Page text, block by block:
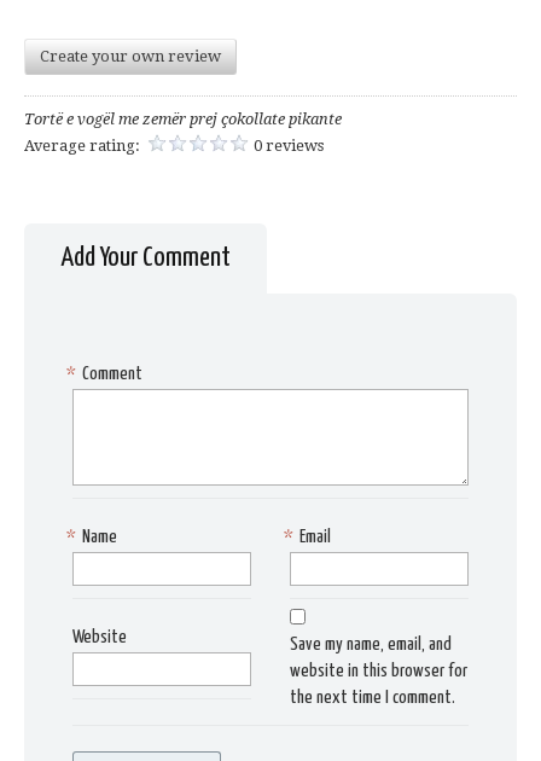
Create your own review
Tortë e vogël me zemër prej çokollate pikante
Average rating:
0 reviews
Add Your Comment
Comment
*
Name
* Email
*
Website
Save my name, email, and
website in this browser for
the next time I comment.